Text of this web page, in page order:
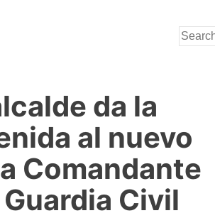
da la
al nuevo
Comandante
Civil